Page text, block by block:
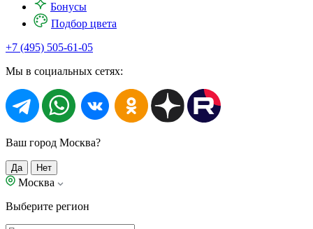
Бонусы
Подбор цвета
+7 (495) 505-61-05
Мы в социальных сетях:
Ваш город Москва?
Да Нет
Москва
Выберите регион